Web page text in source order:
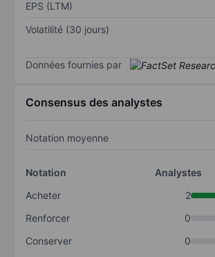
EPS (LTM)
Volatilité (30 jours)
Données fournies par
Consensus des analystes
Notation moyenne
Notation
Analystes
Acheter
2
Renforcer
0
Conserver
0